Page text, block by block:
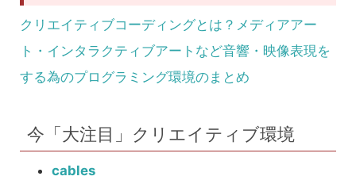
クリエイティブコーディングとは？メディアアー
ト・インタラクティブアートなど音響・映像表現を
する為のプログラミング環境のまとめ
今「大注目」クリエイティブ環境
cables